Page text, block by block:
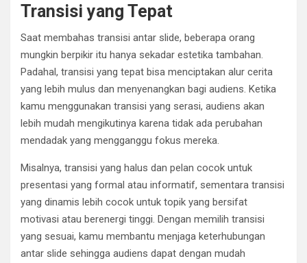
Transisi yang Tepat
Saat membahas transisi antar slide, beberapa orang
mungkin berpikir itu hanya sekadar estetika tambahan.
Padahal, transisi yang tepat bisa menciptakan alur cerita
yang lebih mulus dan menyenangkan bagi audiens. Ketika
kamu menggunakan transisi yang serasi, audiens akan
lebih mudah mengikutinya karena tidak ada perubahan
mendadak yang mengganggu fokus mereka.
Misalnya, transisi yang halus dan pelan cocok untuk
presentasi yang formal atau informatif, sementara transisi
yang dinamis lebih cocok untuk topik yang bersifat
motivasi atau berenergi tinggi. Dengan memilih transisi
yang sesuai, kamu membantu menjaga keterhubungan
antar slide sehingga audiens dapat dengan mudah